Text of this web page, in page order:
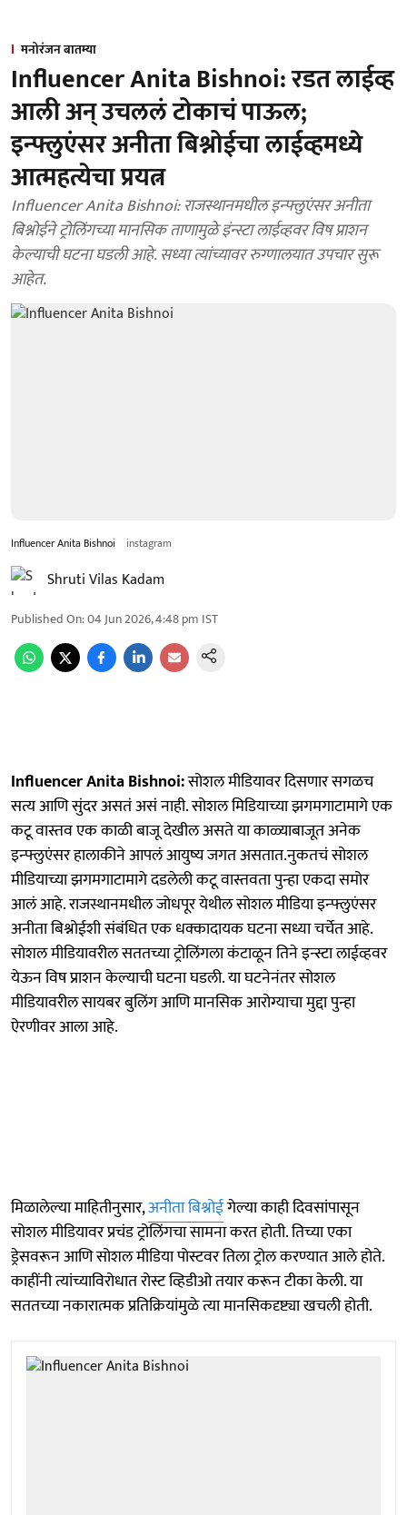
मनोरंजन बातम्या
Influencer Anita Bishnoi: रडत लाईव्ह
आली अन् उचललं टोकाचं पाऊल;
इन्फ्लुएंसर अनीता बिश्नोईचा लाईव्हमध्ये
आत्महत्येचा प्रयत्न
Influencer Anita Bishnoi: राजस्थानमधील इन्फ्लुएंसर अनीता
बिश्नोईने ट्रोलिंगच्या मानसिक ताणामुळे इंन्स्टा लाईव्हवर विष प्राशन
केल्याची घटना घडली आहे. सध्या त्यांच्यावर रुग्णालयात उपचार सुरू
आहेत.
Influencer Anita Bishnoi instagram
Shruti Vilas Kadam
Published On:04 Jun 2026, 4:48 pm IST
Influencer Anita Bishnoi:सोशल मीडियावर दिसणार सगळच
सत्य आणि सुंदर असतं असं नाही. सोशल मिडियाच्या झगमगाटामागे एक
कटू वास्तव एक काळी बाजू देखील असते या काळ्याबाजूत अनेक
इन्फ्लुएंसर हालाकीने आपलं आयुष्य जगत असतात.नुकतचं सोशल
मीडियाच्या झगमगाटामागे दडलेली कटू वास्तवता पुन्हा एकदा समोर
आलं आहे. राजस्थानमधील जोधपूर येथील सोशल मीडिया इन्फ्लुएंसर
अनीता बिश्नोईशी संबंधित एक धक्कादायक घटना सध्या चर्चेत आहे.
सोशल मीडियावरील सततच्या ट्रोलिंगला कंटाळून तिने इन्स्टा लाईव्हवर
येऊन विष प्राशन केल्याची घटना घडली. या घटनेनंतर सोशल
मीडियावरील सायबर बुलिंग आणि मानसिक आरोग्याचा मुद्दा पुन्हा
ऐरणीवर आला आहे.
मिळालेल्या माहितीनुसार,अनीता बिश्नोईगेल्या काही दिवसांपासून
सोशल मीडियावर प्रचंड ट्रोलिंगचा सामना करत होती. तिच्या एका
ड्रेसवरून आणि सोशल मीडिया पोस्टवर तिला ट्रोल करण्यात आले होते.
काहींनी त्यांच्याविरोधात रोस्ट व्हिडीओ तयार करून टीका केली. या
सततच्या नकारात्मक प्रतिक्रियांमुळे त्या मानसिकदृष्ट्या खचली होती.